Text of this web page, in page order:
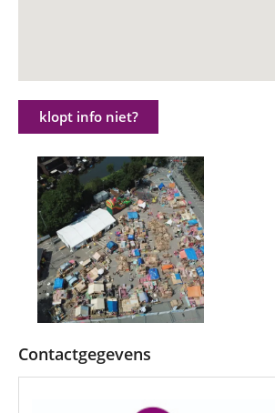
klopt info niet?
Contactgegevens